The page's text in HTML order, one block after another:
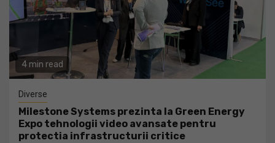
4 min read
Diverse
Milestone Systems prezinta la Green Energy
Expo tehnologii video avansate pentru
protectia infrastructurii critice